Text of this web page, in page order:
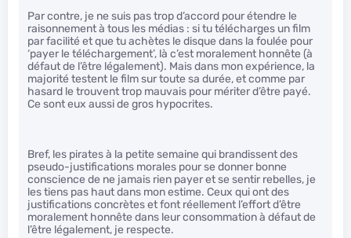
Par contre, je ne suis pas trop d’accord pour étendre le
raisonnement à tous les médias : si tu télécharges un film
par facilité et que tu achètes le disque dans la foulée pour
‘payer le téléchargement’, là c’est moralement honnête (à
défaut de l’être légalement). Mais dans mon expérience, la
majorité testent le film sur toute sa durée, et comme par
hasard le trouvent trop mauvais pour mériter d’être payé.
Ce sont eux aussi de gros hypocrites.
Bref, les pirates à la petite semaine qui brandissent des
pseudo-justifications morales pour se donner bonne
conscience de ne jamais rien payer et se sentir rebelles, je
les tiens pas haut dans mon estime. Ceux qui ont des
justifications concrètes et font réellement l’effort d’être
moralement honnête dans leur consommation à défaut de
l’être légalement, je respecte.